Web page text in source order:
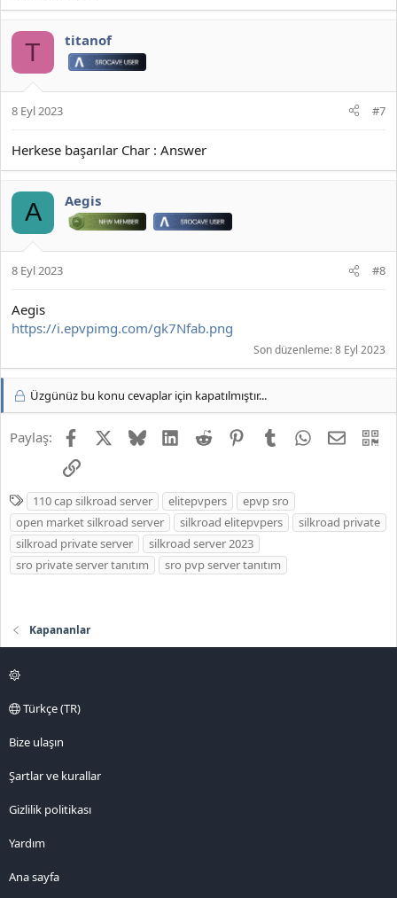
T titanof
8 Eyl 2023 #7
Herkese başarılar Char : Answer
A Aegis
8 Eyl 2023 #8
Aegis
https://i.epvpimg.com/gk7Nfab.png
Son düzenleme:8 Eyl 2023
Üzgünüz bu konu cevaplar için kapatılmıştır...
Paylaş: Facebook BlueskyLinkedIn
Reddit PinterestTumblr WhatsApp
E-posta
Link
E
t
i
k
e
e
r
110 cap silkroad server elitepvpers
epvp sro
open market silkroad server
silkroad elitepvpers
silkroad private
silkroad private server
silkroad server 2023
sro private server tanıtım
sro pvp server tanıtım
Kapananlar
Türkçe (TR)
Bize ulaşın
Şartlar ve kurallar
Gizlilik politikası
Yardım
Ana sayfa